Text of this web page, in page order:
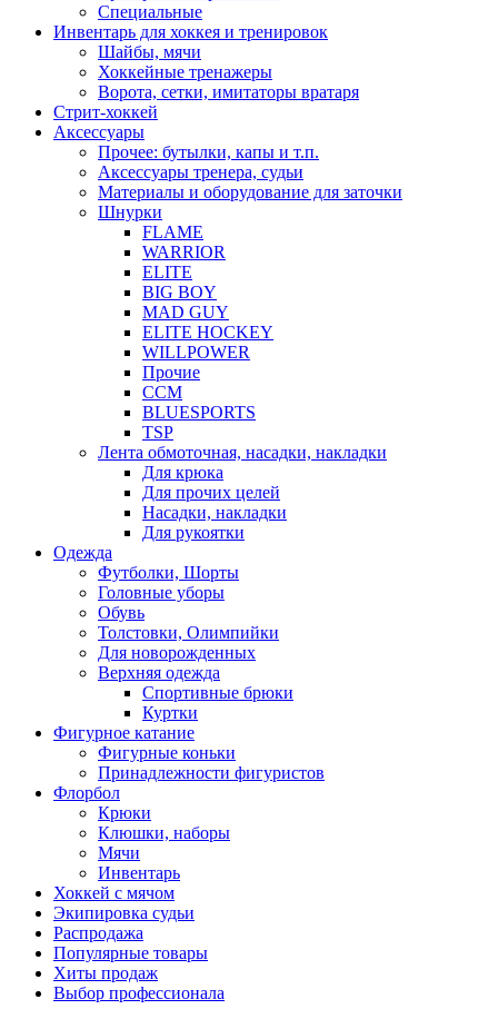
Специальные
Инвентарь для хоккея и тренировок
Шайбы, мячи
Хоккейные тренажеры
Ворота, сетки, имитаторы вратаря
Стрит-хоккей
Аксессуары
Прочее: бутылки, капы и т.п.
Аксессуары тренера, судьи
Материалы и оборудование для заточки
Шнурки
FLAME
WARRIOR
ELITE
BIG BOY
MAD GUY
ELITE HOCKEY
WILLPOWER
Прочие
CCM
BLUESPORTS
TSP
Лента обмоточная, насадки, накладки
Для крюка
Для прочих целей
Насадки, накладки
Для рукоятки
Одежда
Футболки, Шорты
Головные уборы
Обувь
Толстовки, Олимпийки
Для новорожденных
Верхняя одежда
Спортивные брюки
Куртки
Фигурное катание
Фигурные коньки
Принадлежности фигуристов
Флорбол
Крюки
Клюшки, наборы
Мячи
Инвентарь
Хоккей с мячом
Экипировка судьи
Распродажа
Популярные товары
Хиты продаж
Выбор профессионала